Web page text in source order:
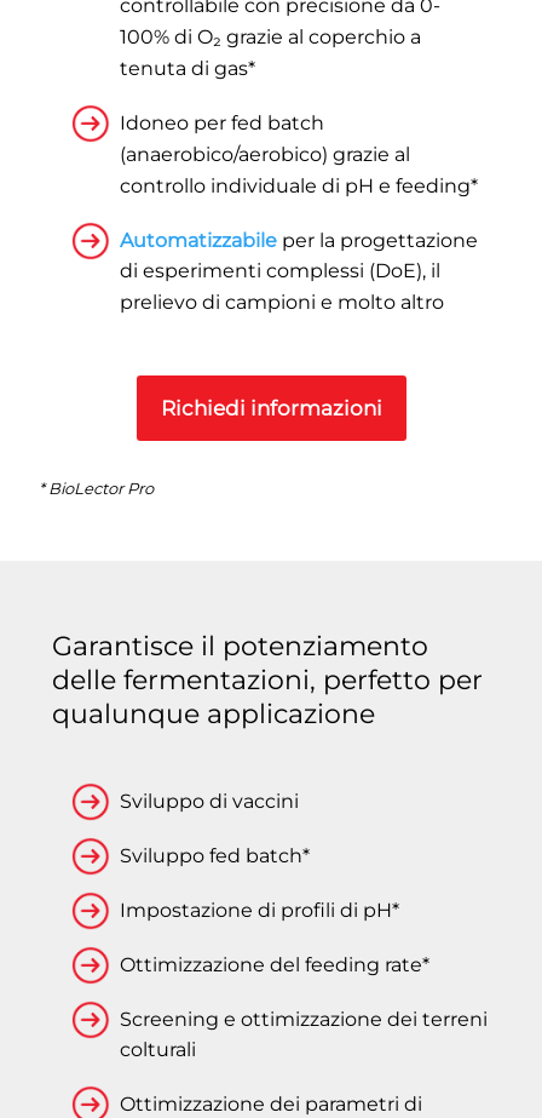
controllabile con precisione da 0-
100% di O₂ grazie al coperchio a
tenuta di gas*
Idoneo per fed batch
(anaerobico/aerobico) grazie al
controllo individuale di pH e feeding*
Automatizzabile per la progettazione
di esperimenti complessi (DoE), il
prelievo di campioni e molto altro
Richiedi informazioni
* BioLector Pro
Garantisce il potenziamento
delle fermentazioni, perfetto per
qualunque applicazione
Sviluppo di vaccini
Sviluppo fed batch*
Impostazione di profili di pH*
Ottimizzazione del feeding rate*
Screening e ottimizzazione dei terreni
colturali
Ottimizzazione dei parametri di